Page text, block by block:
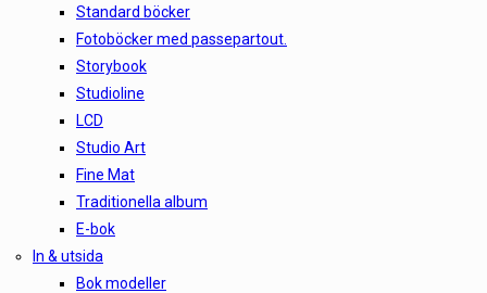
Standard böcker
Fotoböcker med passepartout.
Storybook
Studioline
LCD
Studio Art
Fine Mat
Traditionella album
E-bok
In & utsida
Bok modeller